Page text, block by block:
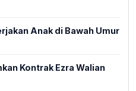
Anak di Bawah Umur
Kontrak Ezra Walian